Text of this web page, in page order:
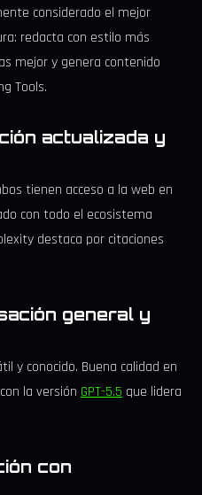
considerado el mejor
redacta con estilo más
mejor y genera contenido
Tools.
actualizada y
tienen acceso a la web en
con todo el ecosistema
destaca por citaciones
general y
y conocido. Buena calidad en
la versión GPT-5.5 que lidera
con